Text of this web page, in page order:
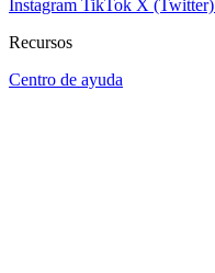
Instagram TikTok X (Twitter)
Recursos
Centro de ayuda